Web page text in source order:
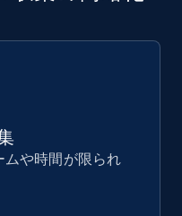
や時間が限られ